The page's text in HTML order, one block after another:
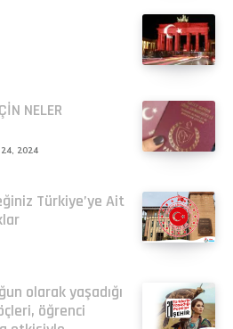
NELER
2024
Türkiye’ye Ait
olarak yaşadığı
öğrenci